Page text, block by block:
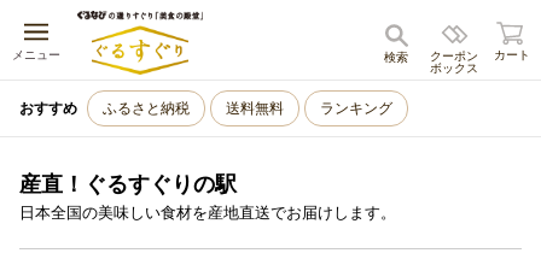
メニュー
キャンセル
クーポン
ボックス
検索 カート
おすすめ ふるさと納税 送料無料 ランキング
産直！ぐるすぐりの駅
日本全国の美味しい食材を産地直送でお届けします。